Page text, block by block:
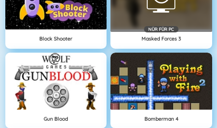
Block Shooter
NÜR FÜR PC
Masked Forces 3
Gun Blood Bomberman 4